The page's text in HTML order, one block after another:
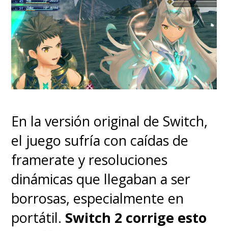
que tiene lugar, desde los
colores al tono narrativo,
llegando a niveles
extraordinarios con su
segundo relato en el Japón
diálogos, donde los silencios
son clave, este relato de
hermanos divididos y
enfrentados es la mejor
justificación para la
existencia de esta película. La
En la versión original de Switch,
el juego sufría con caídas de
framerate y resoluciones
dinámicas que llegaban a ser
borrosas, especialmente en
portátil. Switch 2 corrige esto